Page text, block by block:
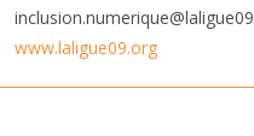
inclusion.numerique@laligue09
www.laligue09.org